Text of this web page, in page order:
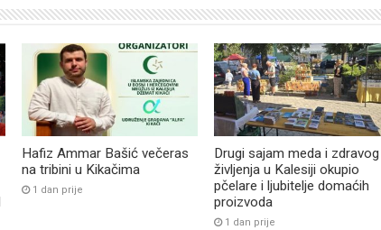
Hafiz Ammar Bašić večeras
na tribini u Kikačima
1 dan prije
Drugi sajam meda i zdravog
življenja u Kalesiji okupio
pčelare i ljubitelje domaćih
proizvoda
1 dan prije